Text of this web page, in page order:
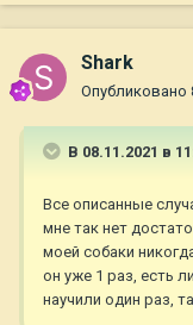
Shark
Опубликовано
В 08.11.2021 в
Все описанные
мне так нет
моей собаки
он уже 1 раз, есть
научили один раз,